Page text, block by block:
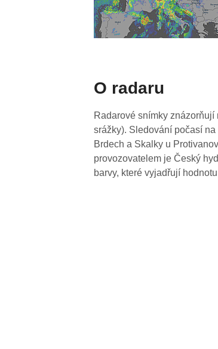
O radaru
Radarové snímky znázorňují
srážky). Sledování počasí
Brdech a Skalky u
provozovatelem je Český
barvy, které vyjadřují